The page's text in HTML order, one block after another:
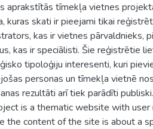
aprakstītās tīmekļa vietnes
kuras skati ir pieejami tikai
kas ir vietnes pārvaldnieks,
kas ir speciālisti. Šie reģistrētie
tipoloģiju interesenti, kuri
personas un tīmekļa vietnē
rezultāti arī tiek parādīti publiski.
is a thematic website with user
the content of the site is about a